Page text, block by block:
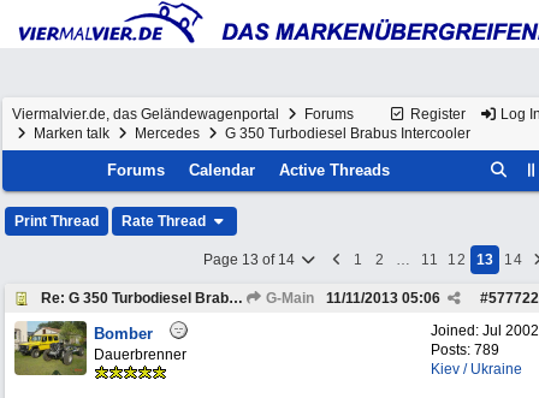
Register Log
Viermalvier.de, das Geländewagenportal
Forums
Marken talk
Mercedes G 350 Turbodiesel Brabus Intercooler
Forums Calendar Active Threads
Print Thread Rate Thread
Page 13 of 14 1 2 … 11 12 13 14
Re: G 350 Turbodiesel Brabus Intercooler G-Main #577722
11/11/2013 05:06
Joined: Jul 2002
Posts: 789
Kiev / Ukraine
Bomber
Dauerbrenner